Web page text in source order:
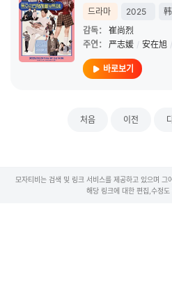
드라마 2025
감독：
崔尚烈
주연：
严志媛 / 安在旭 /
바로보기
처음 이전
모자티비는 검색 및 링크 서비스를 제공하고 있으며 그
해당 링크에 대한 편집,수정도